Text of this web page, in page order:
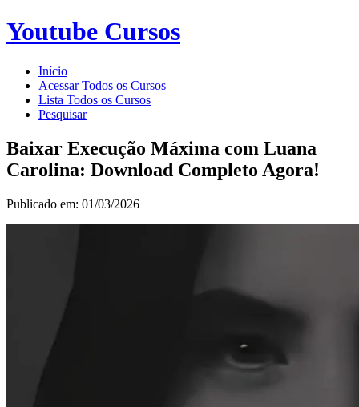
Youtube Cursos
Início
Acessar Todos os Cursos
Lista Todos os Cursos
Pesquisar
Baixar Execução Máxima com Luana
Carolina: Download Completo Agora!
Publicado em: 01/03/2026